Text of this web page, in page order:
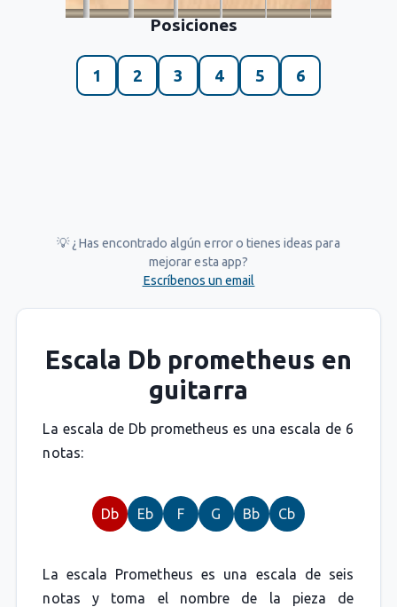
Posiciones
1 2 3 4 5 6
💡 ¿Has encontrado algún error o tienes ideas para
mejorar esta app?
Escríbenos un email
Escala Db prometheus en
guitarra
La escala de Db prometheus es una escala de 6
notas:
Db Eb F G Bb Cb
La escala Prometheus es una escala de seis
notas y toma el nombre de la pieza de